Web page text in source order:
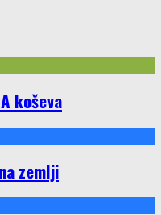
koševa
zemlji